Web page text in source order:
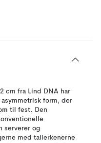
cm fra Lind DNA har
form, der
til fest. Den
serverer og
med tallerkenerne